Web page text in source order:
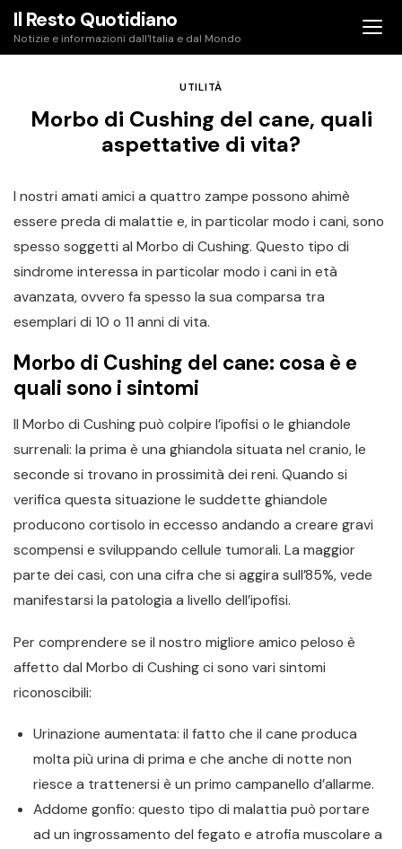
Skip
content
Il Resto Quotidiano
Notizie e informazioni dall'Italia e dal Mondo
UTILITÀ
Morbo di Cushing del cane, quali
aspettative di vita?
I nostri amati amici a quattro zampe possono ahimè
essere preda di malattie e, in particolar modo i cani, sono
spesso soggetti al Morbo di Cushing. Questo tipo di
sindrome interessa in particolar modo i cani in età
avanzata, ovvero fa spesso la sua comparsa tra
esemplari di 10 o 11 anni di vita.
Morbo di Cushing del cane: cosa è e
quali sono i sintomi
Il Morbo di Cushing può colpire l’ipofisi o le ghiandole
surrenali: la prima è una ghiandola situata nel cranio, le
seconde si trovano in prossimità dei reni. Quando si
verifica questa situazione le suddette ghiandole
producono cortisolo in eccesso andando a creare gravi
scompensi e sviluppando cellule tumorali. La maggior
parte dei casi, con una cifra che si aggira sull’85%, vede
manifestarsi la patologia a livello dell’ipofisi.
Per comprendere se il nostro migliore amico peloso è
affetto dal Morbo di Cushing ci sono vari sintomi
riconoscibili:
Urinazione aumentata: il fatto che il cane produca
molta più urina di prima e che anche di notte non
riesce a trattenersi è un primo campanello d’allarme.
Addome gonfio: questo tipo di malattia può portare
ad un ingrossamento del fegato e atrofia muscolare a